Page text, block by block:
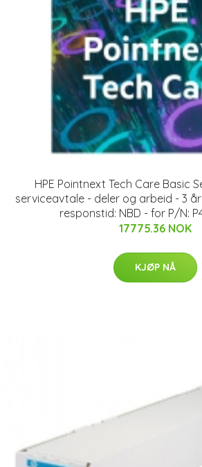
HPE Pointnext Tech Care Basic
serviceavtale - deler og arbeid - 3
responstid: NBD - for P/N:
17775.36 NOK
KJØP NÅ